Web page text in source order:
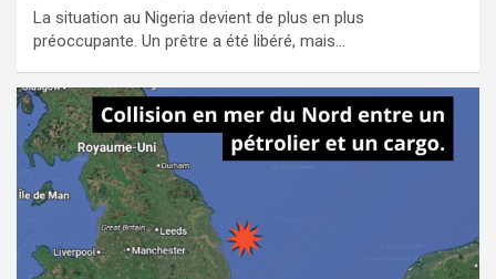
La situation au Nigeria devient de plus en plus
préoccupante. Un prêtre a été libéré, mais…